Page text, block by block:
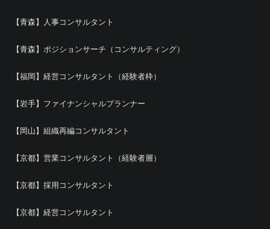
【青森】人事コンサルタント
【青森】ポジションサーチ（コンサルティング）
【福岡】経営コンサルタント（経験者枠）
【岩手】ファイナンシャルプランナー
【岡山】組織再編コンサルタント
【京都】営業コンサルタント（経験者層）
【京都】採用コンサルタント
【京都】経営コンサルタント